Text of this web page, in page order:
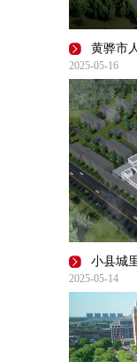
2025-05-16
2025-05-14